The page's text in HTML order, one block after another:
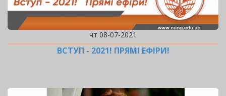
чт 08-07-2021
ВСТУП - 2021! ПРЯМІ ЕФІРИ!